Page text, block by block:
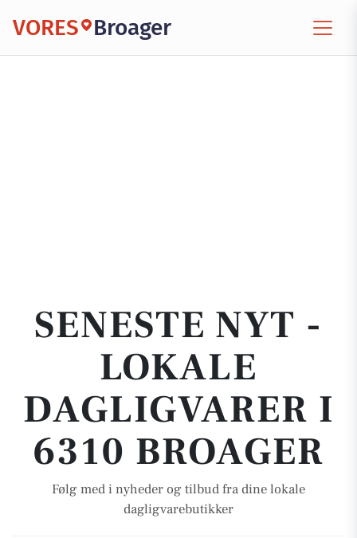
VORES Broager
SENESTE NYT -
LOKALE
DAGLIGVARER I
6310 BROAGER
Følg med i nyheder og tilbud fra dine lokale
dagligvarebutikker